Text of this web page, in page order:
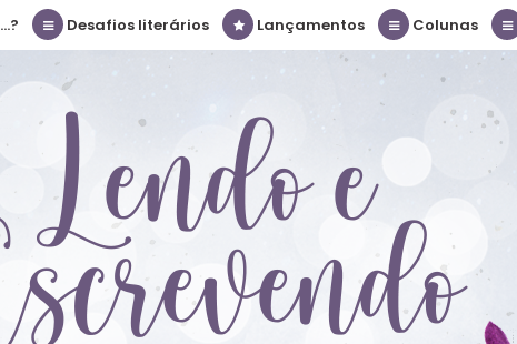
Desafios literários Lançamentos Colunas